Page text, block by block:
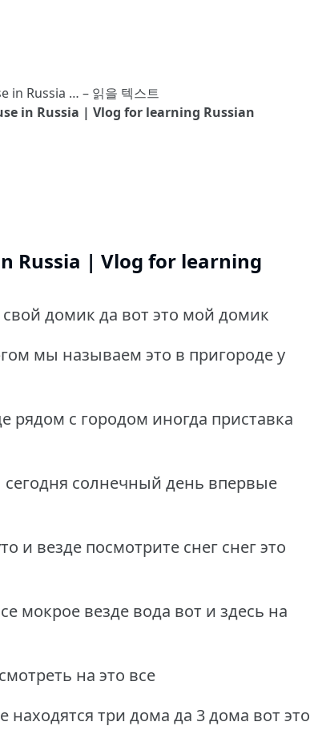
in Russia | Vlog for learning Russian
Russia | Vlog for learning
домик да вот это мой домик
мы называем это в пригороде у
рядом с городом иногда приставка
солнечный день впервые
и везде посмотрите снег снег это
мокрое везде вода вот и здесь на
на это все
находятся три дома да 3 дома вот это